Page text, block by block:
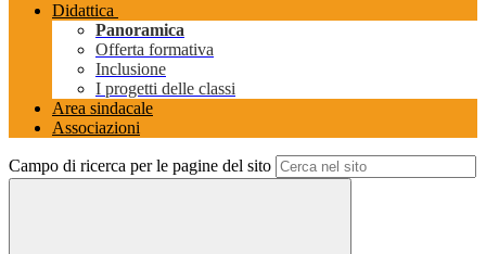
Didattica
Panoramica
Offerta formativa
Inclusione
I progetti delle classi
Area sindacale
Associazioni
Campo di ricerca per le pagine del sito